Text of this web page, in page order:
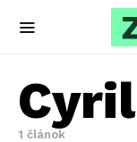
1 článok